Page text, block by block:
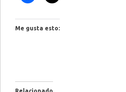
Me gusta esto:
Relacionado